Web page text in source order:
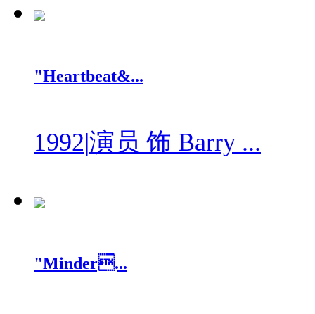
"Heartbeat&...
1992|演员 饰 Barry ...
"Minder...